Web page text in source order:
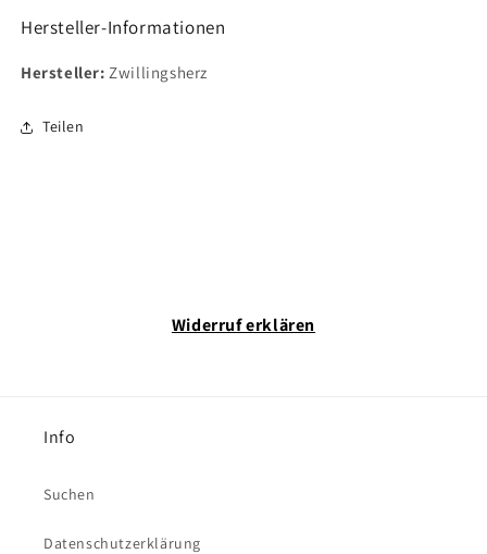
Hersteller-Informationen
Hersteller: Zwillingsherz
Teilen
Widerruf erklären
Info
Suchen
Datenschutzerklärung